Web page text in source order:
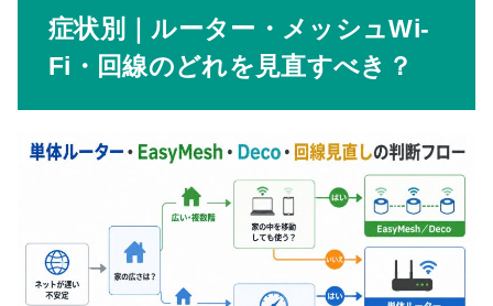
症状別｜ルーター・メッシュWi-
Fi・回線のどれを見直すべき？